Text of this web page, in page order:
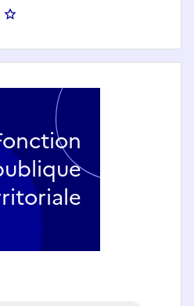
: Secrétaire général de mairie (h/